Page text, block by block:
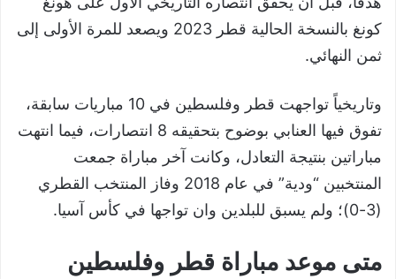
كونغ بالنسخة الحالية قطر 2023 ويصعد للمرة الأولى إلى
ثمن النهائي.
وتاريخياً تواجهت قطر وفلسطين في 10 مباريات سابقة،
تفوق فيها العنابي بوضوح بتحقيقه 8 انتصارات، فيما انتهت
مباراتين بنتيجة التعادل، وكانت آخر مباراة جمعت
المنتخبين “ودية” في عام 2018 وفاز المنتخب القطري
(3-0)؛ ولم يسبق للبلدين وان تواجها في كأس آسيا.
متى موعد مباراة قطر وفلسطين